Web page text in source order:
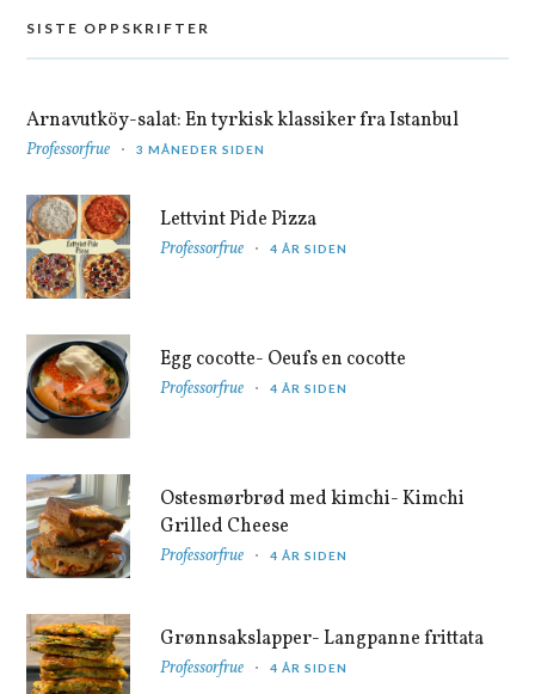
SISTE OPPSKRIFTER
Arnavutköy-salat: En tyrkisk klassiker fra Istanbul
Professorfrue 3 MÅNEDER SIDEN
Lettvint Pide Pizza
Professorfrue 4 ÅR SIDEN
Egg cocotte- Oeufs en cocotte
Professorfrue 4 ÅR SIDEN
Ostesmørbrød med kimchi- Kimchi
Grilled Cheese
Professorfrue 4 ÅR SIDEN
Grønnsakslapper- Langpanne frittata
Professorfrue 4 ÅR SIDEN